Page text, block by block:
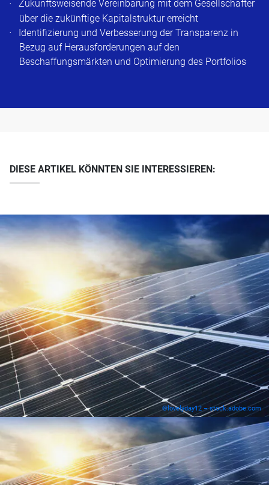
Zukunftsweisende Vereinbarung mit dem Gesellschafter
über die zukünftige Kapitalstruktur erreicht
Identifizierung und Verbesserung der Transparenz in
Bezug auf Herausforderungen auf den
Beschaffungsmärkten und Optimierung des Portfolios
DIESE ARTIKEL KÖNNTEN SIE INTERESSIEREN:
©lovelyday12 – stock.adobe.com